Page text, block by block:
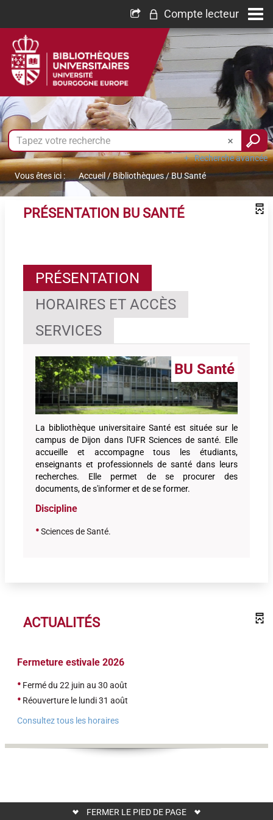
Compte lecteur
Recherche avancée
Vous êtes ici :
Accueil /Bibliothèques/BU Santé
PRÉSENTATION BU SANTÉ
PRÉSENTATION
HORAIRES ET ACCÈS
SERVICES
BU Santé
La bibliothèque universitaire Santé est située sur le
campus de Dijon dans l'UFR Sciences de santé. Elle
accueille et accompagne tous les étudiants,
enseignants et professionnels de santé dans leurs
recherches. Elle permet de se procurer des
documents, de s'informer et de se former.
Discipline
•Sciences de Santé.
ACTUALITÉS
Fermeture estivale 2026
• Fermé du 22 juin au 30 août
• Réouverture le lundi 31 août
Consultez tous les horaires
FERMER LE PIED DE PAGE